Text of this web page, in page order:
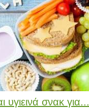
υγιεινά σνακ για...